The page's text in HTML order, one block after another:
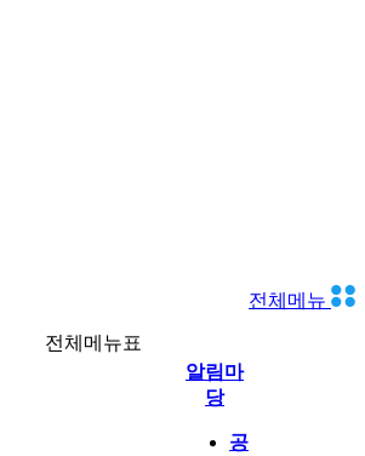
전체메뉴
전체메뉴표
알림마
당
공